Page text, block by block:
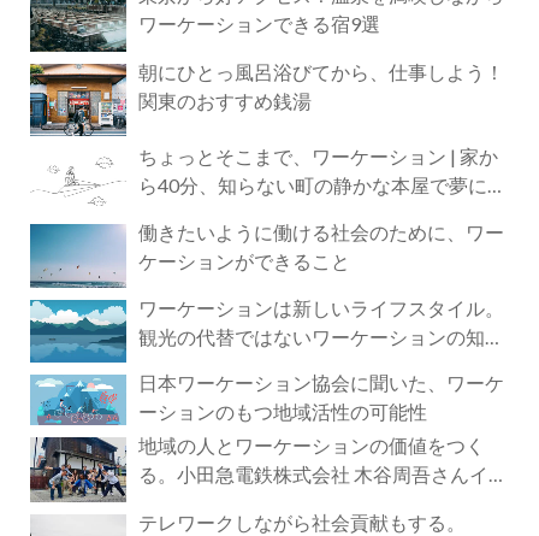
ワーケーションできる宿9選
朝にひとっ風呂浴びてから、仕事しよう！
関東のおすすめ銭湯
ちょっとそこまで、ワーケーション | 家か
ら40分、知らない町の静かな本屋で夢に近
働きたいように働ける社会のために、ワー
ケーションができること
ワーケーションは新しいライフスタイル。
観光の代替ではないワーケーションの知ら
日本ワーケーション協会に聞いた、ワーケ
ーションのもつ地域活性の可能性
地域の人とワーケーションの価値をつく
る。小田急電鉄株式会社 木谷周吾さんイン
テレワークしながら社会貢献もする。